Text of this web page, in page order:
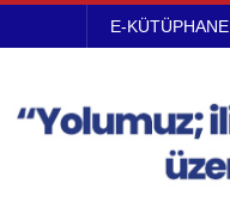
E-KÜTÜPHANE